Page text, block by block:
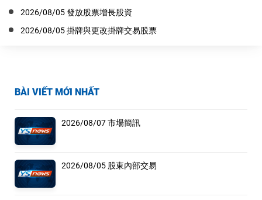
BÀI VIẾT MỚI NHẤT
2026/08/07 市場簡訊
2026/08/05 股東內部交易
2026/08/05 發放股票增長股資
2026/08/05 掛牌與更改掛牌交易股票